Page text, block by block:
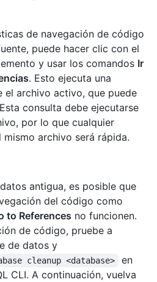
de navegación de código
puede hacer clic con el
y usar los comandos Ir
. Esto ejecuta una
el archivo activo, que puede
consulta debe ejecutarse
por lo que cualquier
archivo será rápida.
antigua, es posible que
del código como
to References no funcionen.
de código, pruebe a
de datos y
cleanup <database>
en
CLI. A continuación, vuelva